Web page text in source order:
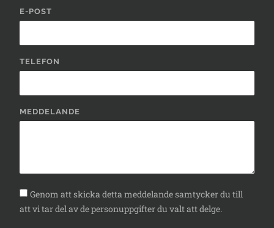
E-POST
TELEFON
MEDDELANDE
Genom att skicka detta meddelande samtycker du till
att vi tar del av de personuppgifter du valt att delge.